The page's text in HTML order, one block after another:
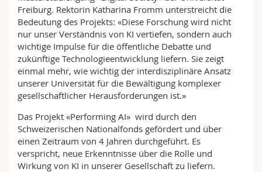
Freiburg. Rektorin Katharina Fromm unterstreicht die
Bedeutung des Projekts: «Diese Forschung wird nicht
nur unser Verständnis von KI vertiefen, sondern auch
wichtige Impulse für die öffentliche Debatte und
zukünftige Technologieentwicklung liefern. Sie zeigt
einmal mehr, wie wichtig der interdisziplinäre Ansatz
unserer Universität für die Bewältigung komplexer
gesellschaftlicher Herausforderungen ist.»
Das Projekt «Performing AI» wird durch den
Schweizerischen Nationalfonds gefördert und über
einen Zeitraum von 4 Jahren durchgeführt. Es
verspricht, neue Erkenntnisse über die Rolle und
Wirkung von KI in unserer Gesellschaft zu liefern.